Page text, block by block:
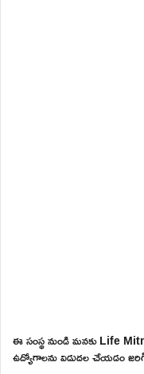
ఈ సంస్థ నుండి మనకు Life
ఉద్యోగాలను విడుదల చేయడం